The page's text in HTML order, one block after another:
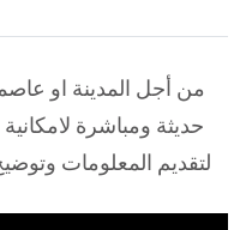
من أجل المدينة او
حديثة ومباشرة
لتقديم المعلومات